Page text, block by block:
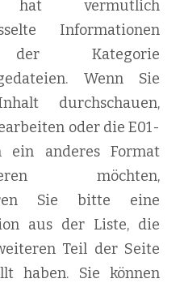
hat vermutlich
Informationen
Kategorie
Wenn Sie
durchschauen,
oder die E01-
ein anderes Format
möchten,
Sie bitte eine
aus der Liste, die
Teil der Seite
haben. Sie können